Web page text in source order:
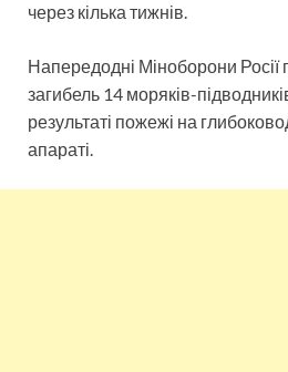
через кілька тижнів.
Напередодні Міноборони Росії
загибель 14 моряків-
результаті пожежі на
апараті.